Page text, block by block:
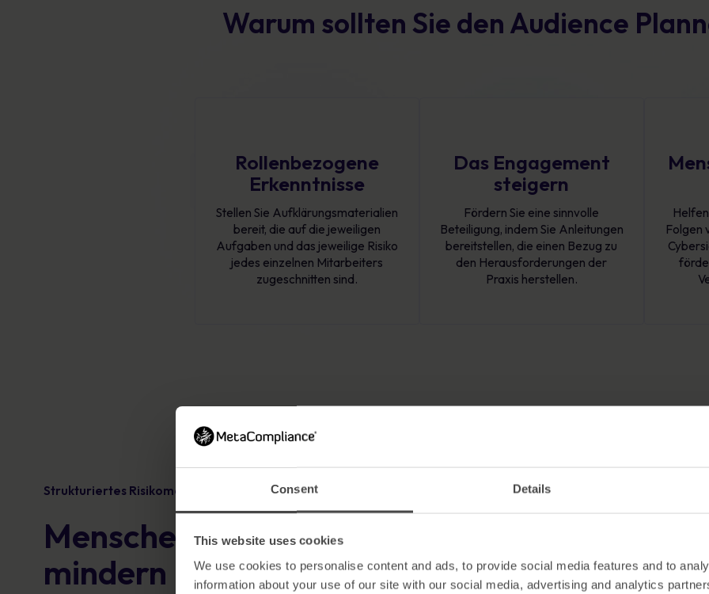
Consent Details
This website uses cookies
We use cookies to personalise content and ads, to provide social media features and to
information about your use of our site with our social media, advertising and analytics
Warum sollten Sie den Audience
Rollenbezogene
Erkenntnisse
Stellen Sie Aufklärungsmaterialien
bereit, die auf die jeweiligen
Aufgaben und das jeweilige Risiko
jedes einzelnen Mitarbeiters
zugeschnitten sind.
Das Engagement
steigern
Fördern Sie eine sinnvolle
Beteiligung, indem Sie Anleitungen
bereitstellen, die einen Bezug zu
den Herausforderungen der
Praxis herstellen.
Folgen
Strukturiertes Risikomanagement im Personalbereich
Menschen befähigen, Risiken
mindern